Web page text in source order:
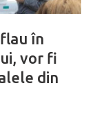
în
vor fi
din